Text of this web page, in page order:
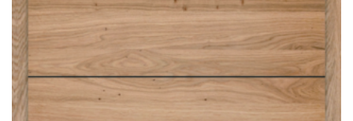
Sonnen- und Insektenschutz
Hochwasser­schutz
Dachboden­treppen